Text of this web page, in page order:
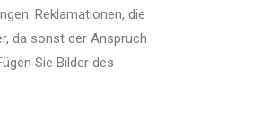
Reklamationen, die
da sonst der Anspruch
Sie Bilder des